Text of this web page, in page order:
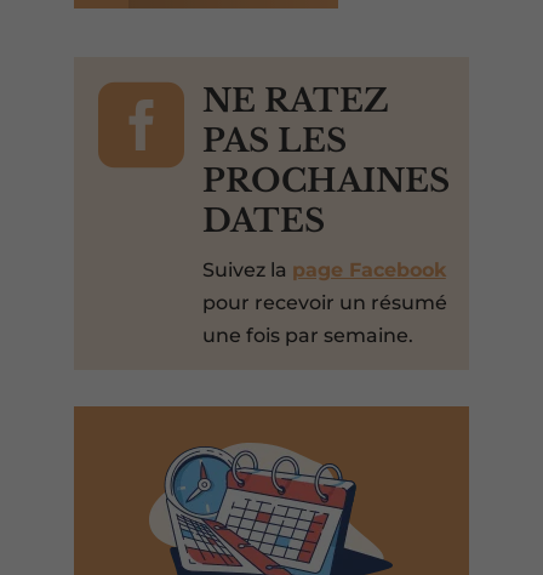

NE RATEZ
PAS LES
PROCHAINES
DATES
Suivez la page Facebook
pour recevoir un résumé
une fois par semaine.